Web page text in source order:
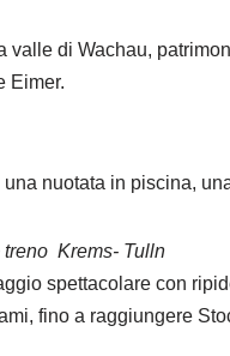
di Wachau,
Eimer.
nuotata in piscina,
treno Krems- Tulln
spettacolare con
fino a raggiungere